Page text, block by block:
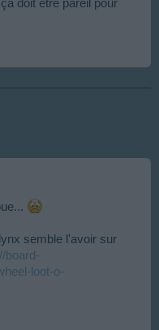
doit etre pareil pour
semble l'avoir sur
board-
loot-o-